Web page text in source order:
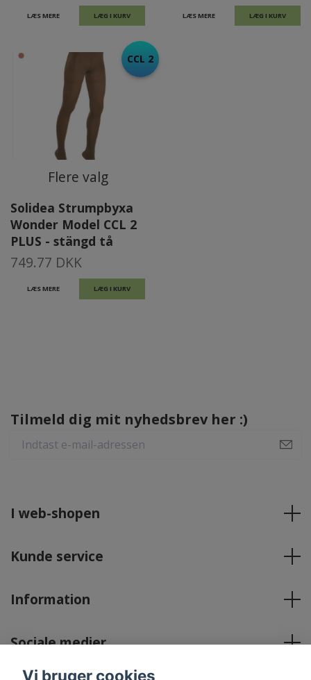
LÆS MERE LÆG I KURV LÆS MERE LÆG I KURV
CCL 2
Flere valg
Solidea Strumpbyxa
Wonder Model CCL 2
PLUS - stängd tå
749.77 DKK
LÆS MERE LÆG I KURV
Tilmeld dig mit nyhedsbrev her :)
I web-shopen
Kunde service
Information
Sociale medier
Vi bruger cookies